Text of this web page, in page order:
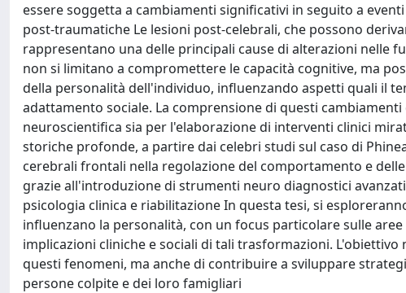
essere soggetta a cambiamenti significativi in seguito a
post-traumatiche Le lesioni post-celebrali, che possono
rappresentano una delle principali cause di alterazioni nelle
non si limitano a compromettere le capacità cognitive, ma
della personalità dell'individuo, influenzando aspetti quali il
adattamento sociale. La comprensione di questi
neuroscientifica sia per l'elaborazione di interventi clinici
storiche profonde, a partire dai celebri studi sul caso di
cerebrali frontali nella regolazione del comportamento e
grazie all'introduzione di strumenti neuro diagnostici
psicologia clinica e riabilitazione In questa tesi, si
influenzano la personalità, con un focus particolare sulle
implicazioni cliniche e sociali di tali trasformazioni.
questi fenomeni, ma anche di contribuire a sviluppare
persone colpite e dei loro famigliari